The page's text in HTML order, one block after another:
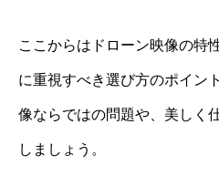
ここからはドローン映像の特
に重視すべき選び方のポイン
像ならではの問題や、美しく
しましょう。